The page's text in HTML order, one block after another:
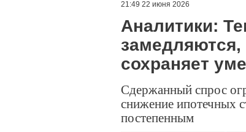
21:49 22 июня 2026
Аналитики:
замедляются,
сохраняет
Сдержанный спрос
снижение ипотечных
постепенным